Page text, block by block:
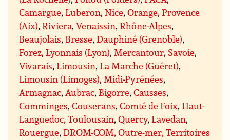
Camargue,Luberon,Nice,Orange,Provence
(Aix),Riviera,Venaissin,Rhône-Alpes,
Beaujolais, Bresse,Dauphiné (Grenoble),
Forez,Lyonnais (Lyon), Mercantour, Savoie,
Vivarais,Limousin,La Marche (Guéret),
Limousin (Limoges), Midi-Pyrénées,
Armagnac, Aubrac, Bigorre,Causses,
Comminges,Couserans,Comté de Foix,Haut-
Languedoc, Toulousain,Quercy,Lavedan,
Rouergue,DROM-COM, Outre-mer, Territoires